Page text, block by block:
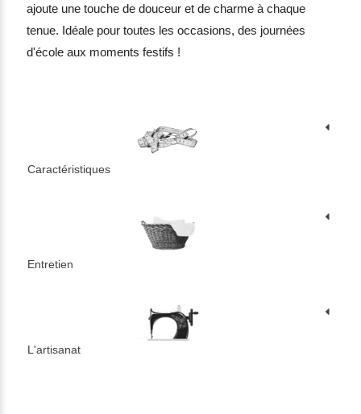
ajoute une touche de douceur et de charme à chaque
tenue. Idéale pour toutes les occasions, des journées
d'école aux moments festifs !
Caractéristiques
Entretien
L'artisanat